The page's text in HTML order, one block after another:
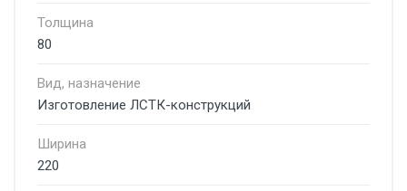
Толщина
80
Вид, назначение
Изготовление ЛСТК-конструкций
Ширина
220